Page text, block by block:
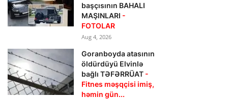
başçısının BAHALI
MAŞINLARI -
FOTOLAR
Aug 4, 2026
Goranboyda atasının
öldürdüyü Elvinlə
bağlı TƏFƏRRÜAT -
Fitnes məşqçisi imiş,
həmin gün...